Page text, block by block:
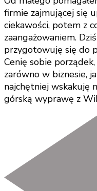
firmie zajmującej się
ciekawości, potem z
zaangażowaniem.
przygotowuję się do
Cenię sobie
zarówno w biznesie,
najchętniej wskakuję
górską wyprawę z